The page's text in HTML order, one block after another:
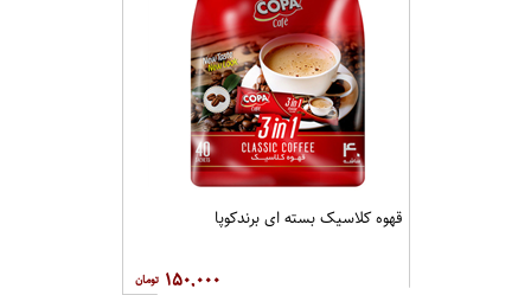
قهوه کلاسيک بسته ای برندکوپا
۱۵۰,۰۰۰